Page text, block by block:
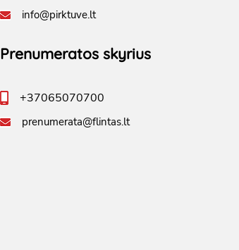
info@pirktuve.lt
Prenumeratos skyrius
+37065070700
prenumerata@flintas.lt